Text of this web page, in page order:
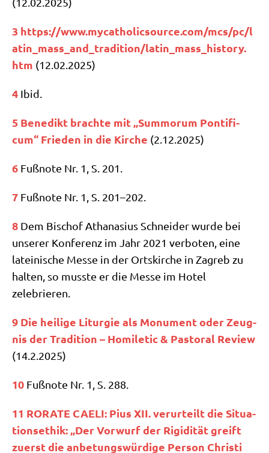
3 https://​www​.myca​tho​lic​sour​ce​.com/​m​c​s​/​p​c​/​l​
a​t​i​n​_​m​a​s​s​_​a​n​d​_​t​r​a​d​i​t​i​o​n​/​l​a​t​i​n​_​m​a​s​s​_​h​i​s​t​o​r​y​.​
htm (12.02.2025)
4 Ibid.
5 Bene­dikt brach­te mit „Sum­morum Pon­ti­fi­
cum“ Frie­den in die Kir­che (2.12.2025)
6 Fuß­no­te Nr. 1, S. 201.
7 Fuß­no­te Nr. 1, S. 201–202.
8 Dem Bischof Atha­na­si­us Schnei­der wur­de bei
unse­rer Kon­fe­renz im Jahr 2021 ver­bo­ten, eine
latei­ni­sche Mes­se in der Orts­kir­che in Zagreb zu
hal­ten, so muss­te er die Mes­se im Hotel
zelebrieren.
9 Die hei­li­ge Lit­ur­gie als Monu­ment oder Zeug­
nis der Tra­di­ti­on – Homi­le­tic & Pasto­ral Review
(14.2.2025)
10 Fuß­no­te Nr. 1, S. 288.
11 RORATE CAELI: Pius XII. ver­ur­teilt die Situa­
ti­ons­ethik: „Der Vor­wurf der Rigi­di­tät greift
zuerst die anbe­tungs­wür­di­ge Per­son Chri­sti